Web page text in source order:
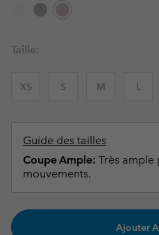
Taille:
XS S M L
Guide des tailles
Coupe Ample: Très ample
mouvements.
Ajouter